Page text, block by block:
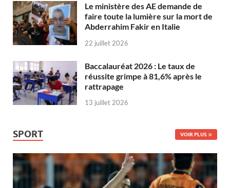
Le ministère des AE demande de
faire toute la lumière sur la mort de
Abderrahim Fakir en Italie
22 juillet 2026
Baccalauréat 2026 : Le taux de
réussite grimpe à 81,6% après le
rattrapage
13 juillet 2026
SPORT VOIR PLUS